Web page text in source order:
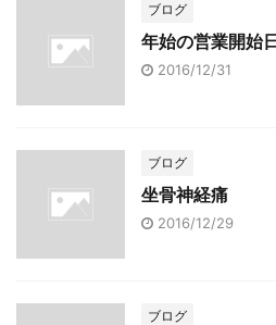
ブログ
年始の営業開始
2016/12/31
ブログ
坐骨神経痛
2016/12/29
ブログ